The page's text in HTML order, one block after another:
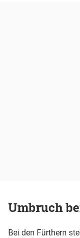
Umbruch
Bei den Fürthern